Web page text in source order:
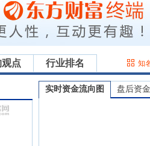
点 行业排名 知
实时资金流向图 盘后资